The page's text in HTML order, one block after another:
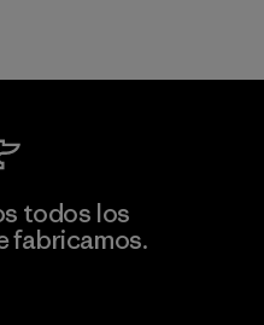
todos los
fabricamos.